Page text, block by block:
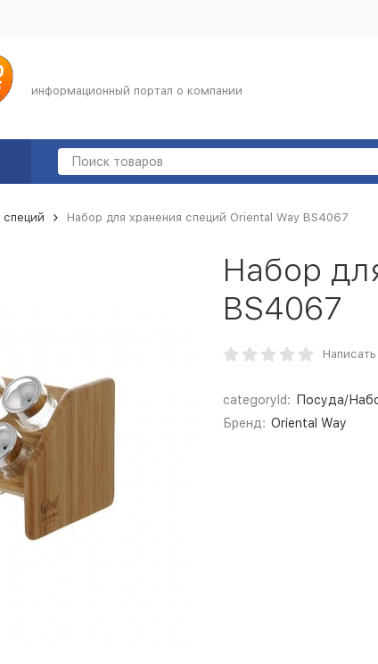
информационный портал о компании
Набор для хранения специй Oriental Way BS4067
Набор
BS4067
categoryId:
Посуда/
Бренд: Oriental Way